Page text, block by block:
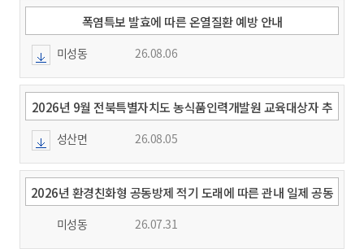
폭염특보 발효에 따른 온열질환 예방 안내
미성동 26.08.06
2026년 9월 전북특별자치도 농식품인력개발원 교육대상자 추
천 요청
성산면 26.08.05
2026년 환경친화형 공동방제 적기 도래에 따른 관내 일제 공동
방제 실시 알림
미성동 26.07.31